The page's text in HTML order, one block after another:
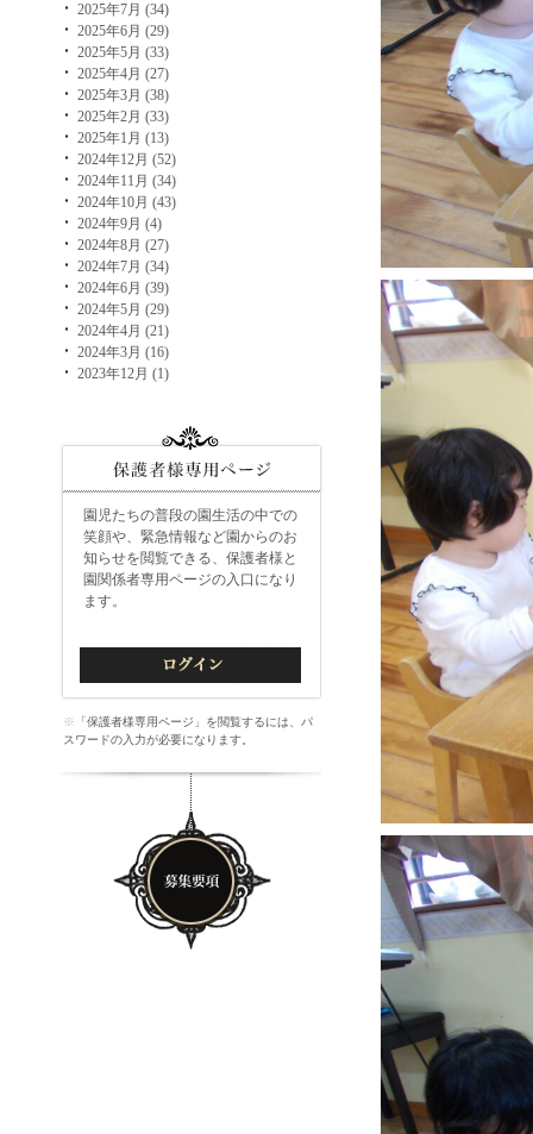
2025年7月 (34)
2025年6月 (29)
2025年5月 (33)
2025年4月 (27)
2025年3月 (38)
2025年2月 (33)
2025年1月 (13)
2024年12月 (52)
2024年11月 (34)
2024年10月 (43)
2024年9月 (4)
2024年8月 (27)
2024年7月 (34)
2024年6月 (39)
2024年5月 (29)
2024年4月 (21)
2024年3月 (16)
2023年12月 (1)
園児たちの普段の園生活の中での
笑顔や、緊急情報など園からのお
知らせを閲覧できる、保護者様と
園関係者専用ページの入口になり
ます。
※ 「保護者様専用ページ」を閲覧するには、パ
スワードの入力が必要になります。